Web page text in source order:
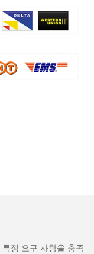
정 요구 사항을 충족